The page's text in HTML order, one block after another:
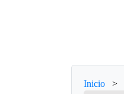
Inicio >